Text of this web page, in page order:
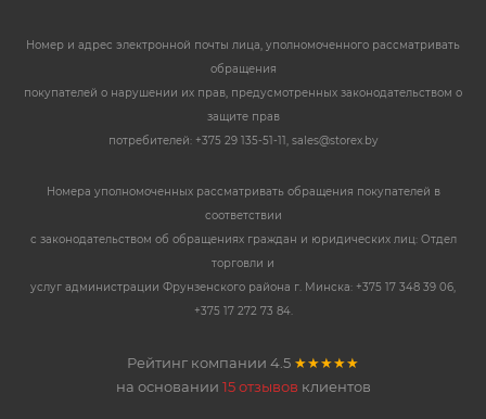
Номер и адрес электронной почты лица, уполномоченного рассматривать
обращения
покупателей о нарушении их прав, предусмотренных законодательством о
защите прав
потребителей: +375 29 135-51-11, sales@storex.by
Номера уполномоченных рассматривать обращения покупателей в
соответствии
с законодательством об обращениях граждан и юридических лиц: Отдел
торговли и
услуг администрации Фрунзенского района г. Минска: +375 17 348 39 06,
+375 17 272 73 84.
Рейтинг компании 4.5 ★★★★★
на основании 15 отзывов клиентов